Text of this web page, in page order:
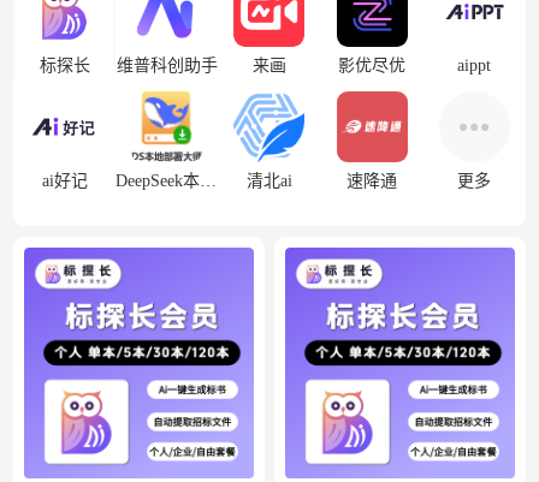
标探长 维普科创助手 来画 影优尽优 aippt
ai好记 DeepSeek本地部署 清北ai 速降通 更多